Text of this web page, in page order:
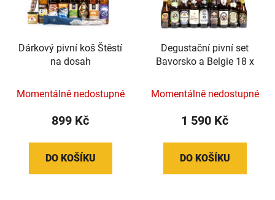
Dárkový pivní koš Štěstí
na dosah
Momentálně nedostupné
899 Kč
DO KOŠÍKU
Degustační pivní set
Bavorsko a Belgie 18 x
Momentálně nedostupné
1 590 Kč
DO KOŠÍKU